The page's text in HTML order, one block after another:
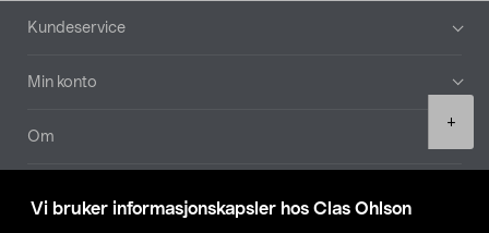
Vi bruker informasjonskapsler hos Clas Ohlson
+
Bunntekst
Kundeservice
Min konto
Om